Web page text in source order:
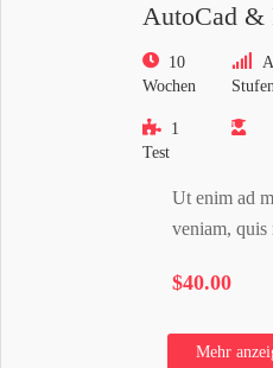
AutoCad &
Sketch
10
Wochen
1
Test
Ut enim ad
veniam, quis
laboris nisi ut
$40.00
Mehr